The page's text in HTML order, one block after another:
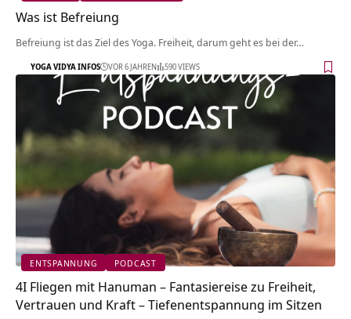
Was ist Befreiung
Befreiung ist das Ziel des Yoga. Freiheit, darum geht es bei der…
YOGA VIDYA INFOS VOR 6 JAHREN 590 VIEWS
ENTSPANNUNG PODCAST
4I Fliegen mit Hanuman – Fantasiereise zu Freiheit,
Vertrauen und Kraft – Tiefenentspannung im Sitzen